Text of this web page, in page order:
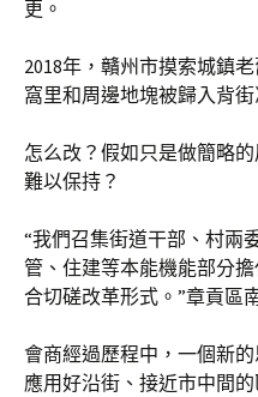
更。
2018年，贛州市摸索城鎮
窩里和周邊地塊被歸入背
怎么改？假如只是做簡略
難以保持？
“我們召集街道干部、村兩
管、住建等本能機能部分
合切磋改革形式。”章貢區
會商經過歷程中，一個新
應用好沿街、接近市中間